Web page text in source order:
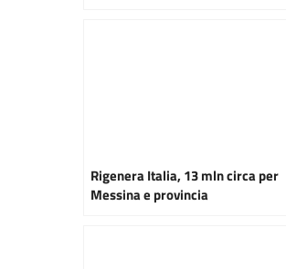
Rigenera Italia, 13 mln circa per
Messina e provincia